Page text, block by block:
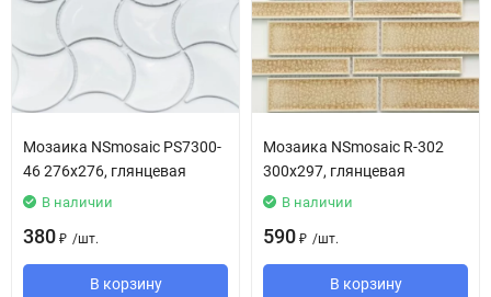
Мозаика NSmosaic PS7300-
46 276х276, глянцевая
В наличии
380 ₽ /шт.
В корзину
Мозаика NSmosaic R-302
300х297, глянцевая
В наличии
590 ₽ /шт.
В корзину